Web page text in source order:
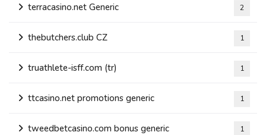
terracasino.net Generic 2
thebutchers.club CZ 1
truathlete-isff.com (tr) 1
ttcasino.net promotions generic 1
tweedbetcasino.com bonus generic 1